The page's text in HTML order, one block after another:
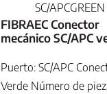
SC/APCGREEN
FIBRAEC Conector
mecánico SC/APC
Puerto: SC/APC
Verde Número de